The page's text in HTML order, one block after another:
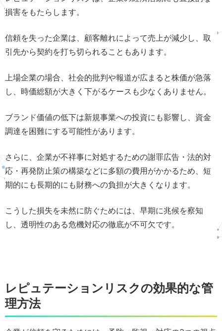
損害をもたらします。
信頼を失った企業は、顧客離れによって売上が減少し、取
引先から契約を打ち切られることもあります。
上場企業の場合、社会的批判や報道が広まると株価が急落
し、時価総額が大きく下がるケースも少なくありません。
ブランド価値の低下は新規事業への投資にも影響し、資金
調達を困難にする可能性があります。
さらに、企業が不祥事に対処するための謝罪広告・法的対
応・再発防止策の構築などに多額の費用がかかるため、短
期的にも長期的にも財務への負担が大きくなります。
こうした損失を未然に防ぐためには、早期に兆候を察知
し、透明性のある危機対応の徹底が不可欠です。
レピュテーションリスクの効果的な管
理方法